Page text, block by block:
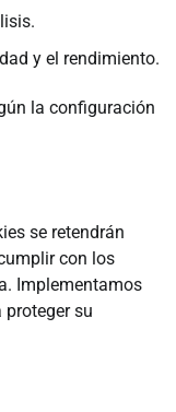
y el rendimiento.
la configuración
se retendrán
con los
Implementamos
su